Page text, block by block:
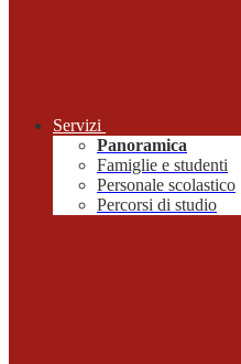
Servizi
Panoramica
Famiglie e studenti
Personale scolastico
Percorsi di studio